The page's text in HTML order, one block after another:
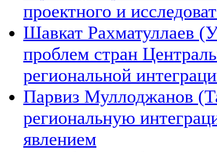
проектного и
Шавкат Рахматуллаев
проблем стран
региональной
Парвиз Муллоджанов
региональную
явлением